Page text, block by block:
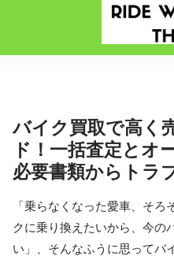
バイク買取で高く
ド！一括査定とオ
必要書類からトラ
「乗らなくなった愛車、そ
クに乗り換えたいから、今の
い」、そんなふうに思ってバ